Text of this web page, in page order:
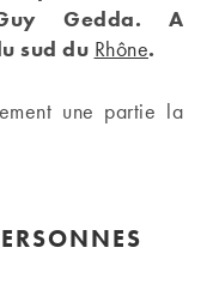
Gedda. A
sud du Rhône.
une partie la